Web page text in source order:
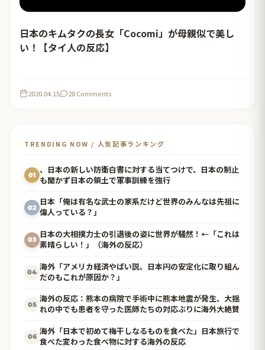
日本のキムタクの長女「Cocomi」が母親似で美し
い！【タイ人の反応】
2020.04.15 28 Comments
TRENDING NOW / 人気記事ランキング
01
、日本の新しい防衛白書に対する当てつけで、日本の制止
も聞かず日本の領土で軍事訓練を強行
02
日本「俺は有名な武士の家系だけど世界のみんなは先祖に
偉人っている？」
03
日本の大相撲力士の引退後の姿に世界が騒然！←「これは
素晴らしい！」（海外の反応）
04
海外「アメリカ経済やばい説。日本円の安定化に取り組ん
だのもこれが原因か？」
05
海外の反応：熊本の病院で手術中に熊本地震が発生、大揺
れの中でも患者を守った医師たちの対応ぶりに海外大絶賛
06
海外「日本で初めて梅干しなるものを食べた」日本旅行で
食べた変わった食べ物に対する海外の反応